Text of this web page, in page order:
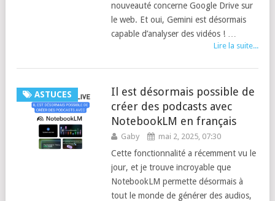
nouveauté concerne Google Drive sur
le web. Et oui, Gemini est désormais
capable d’analyser des vidéos ! …
Lire la suite...
ASTUCES
Il est désormais possible de
créer des podcasts avec
NotebookLM en français
Gaby mai 2, 2025, 07:30
Cette fonctionnalité a récemment vu le
jour, et je trouve incroyable que
NotebookLM permette désormais à
tout le monde de générer des audios,